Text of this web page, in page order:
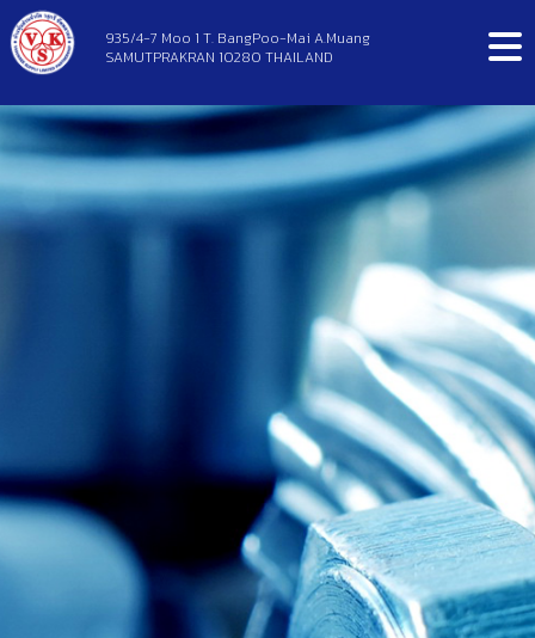
935/4-7 Moo 1 T. BangPoo-Mai A.Muang
SAMUTPRAKRAN 10280 THAILAND